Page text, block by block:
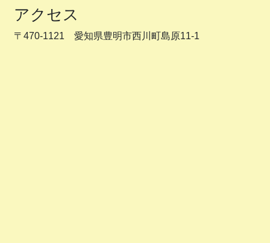
アクセス
〒470-1121 愛知県豊明市西川町島原11-1